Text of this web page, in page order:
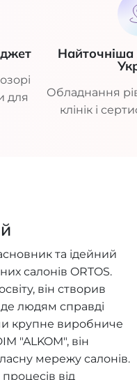
для
Найточніша
Обладнання
клінік і
та ідейний
салонів ORTOS.
він створив
де людям справді
крупне виробниче
"ALKOM", він
мережу салонів.
від